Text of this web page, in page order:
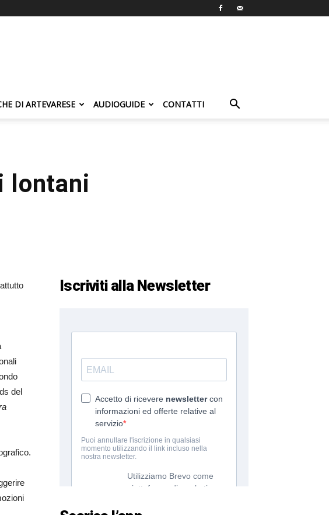
DI ARTEVARESE AUDIOGUIDE CONTATTI
lontani
del
Iscriviti alla Newsletter